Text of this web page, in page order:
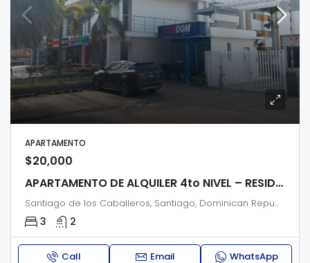
APARTAMENTO
$20,000
APARTAMENTO DE ALQUILER 4to NIVEL – RESIDENCIAL GABRIEL I
Santiago de los Caballeros, Santiago, Dominican Republic
3 2
Call Email WhatsApp